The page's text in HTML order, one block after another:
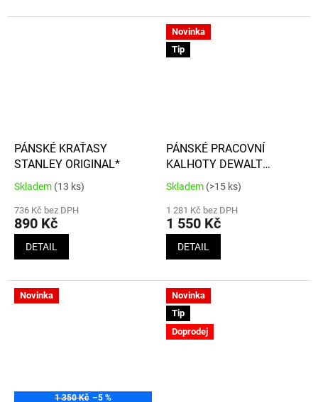
hvězdiček.
hvězdiček.
PÁNSKÉ KRAŤASY
STANLEY ORIGINAL*
Průměrné
produktu
je
5,0
hvězdiček.
Skladem (13 ks)
736 Kč bez DPH
890 Kč
DETAIL
Novinka
Tip
PÁNSKÉ PRACOVNÍ
KALHOTY DEWALT
FAIRHAVEN PRO-
STRETCH*
Průměrné
produktu
je
3,9
hvězdiček.
Skladem (>15 ks)
1 281 Kč bez DPH
1 550 Kč
DETAIL
Novinka
1 350 Kč –5 %
Novinka
Tip
Doprodej